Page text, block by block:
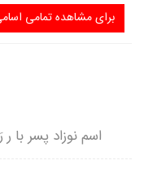
برای مشاهده تمامی
اسم نوزاد پسر